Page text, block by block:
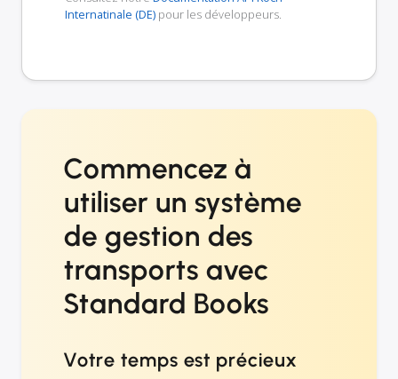
Internatinale (DE) pour les développeurs.
Commencez à
utiliser un système
de gestion des
transports avec
Standard Books
Votre temps est précieux